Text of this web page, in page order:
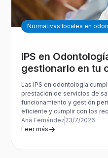
Normativas locales en
IPS en
gestionarlo en tu
Las IPS en odontología
prestación de servicios de
funcionamiento y gestión
eficiente y cumplir con los
Ana Fernández 23/7/2026
Leer más